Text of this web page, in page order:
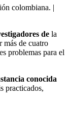
colombiana. |
de la
más de cuatro
problemas para el
conocida
practicados,